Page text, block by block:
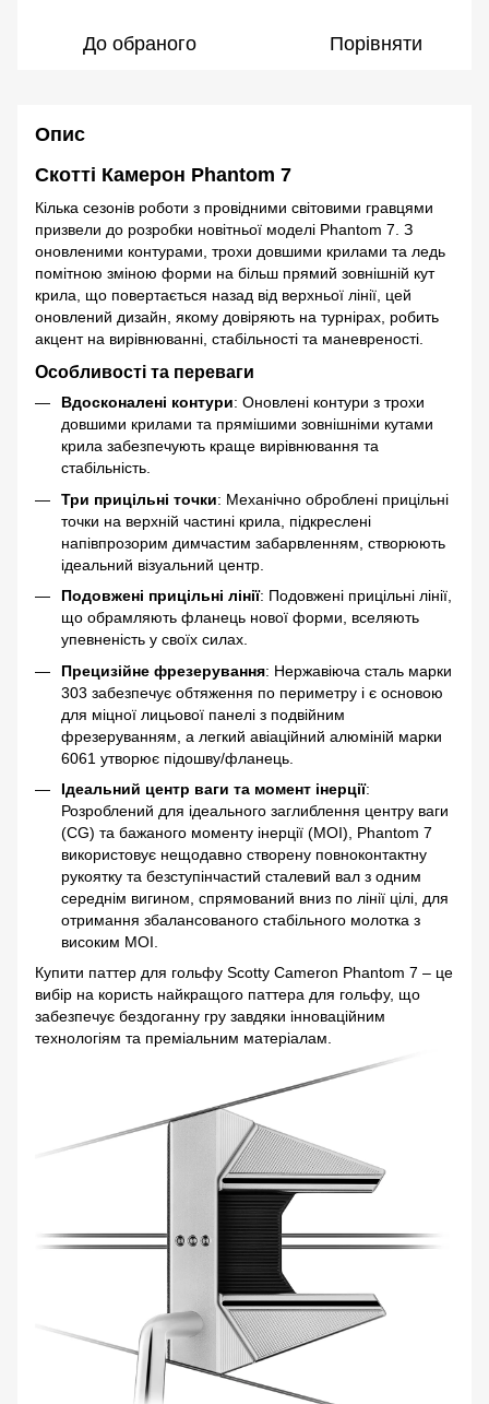
До обраного Порівняти
Опис
Скотті Камерон Phantom 7
Кілька сезонів роботи з провідними світовими гравцями
призвели до розробки новітньої моделі Phantom 7. З
оновленими контурами, трохи довшими крилами та ледь
помітною зміною форми на більш прямий зовнішній кут
крила, що повертається назад від верхньої лінії, цей
оновлений дизайн, якому довіряють на турнірах, робить
акцент на вирівнюванні, стабільності та маневреності.
Особливості та переваги
Вдосконалені контури: Оновлені контури з трохи
довшими крилами та прямішими зовнішніми кутами
крила забезпечують краще вирівнювання та
стабільність.
Три прицільні точки: Механічно оброблені прицільні
точки на верхній частині крила, підкреслені
напівпрозорим димчастим забарвленням, створюють
ідеальний візуальний центр.
Подовжені прицільні лінії: Подовжені прицільні лінії,
що обрамляють фланець нової форми, вселяють
упевненість у своїх силах.
Прецизійне фрезерування: Нержавіюча сталь марки
303 забезпечує обтяження по периметру і є основою
для міцної лицьової панелі з подвійним
фрезеруванням, а легкий авіаційний алюміній марки
6061 утворює підошву/фланець.
Ідеальний центр ваги та момент інерції:
Розроблений для ідеального заглиблення центру ваги
(CG) та бажаного моменту інерції (MOI), Phantom 7
використовує нещодавно створену повноконтактну
рукоятку та безступінчастий сталевий вал з одним
середнім вигином, спрямований вниз по лінії цілі, для
отримання збалансованого стабільного молотка з
високим MOI.
Купити паттер для гольфу Scotty Cameron Phantom 7 – це
вибір на користь найкращого паттера для гольфу, що
забезпечує бездоганну гру завдяки інноваційним
технологіям та преміальним матеріалам.